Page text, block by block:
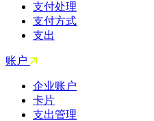
支付处理
支付方式
支出
账户
企业账户
卡片
支出管理